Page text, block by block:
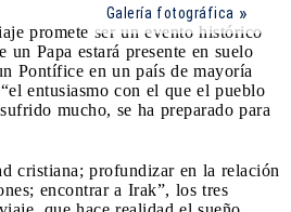
Galería fotográfica
promete ser un evento histórico
un Papa estará presente en suelo
Pontífice en un país de mayoría
entusiasmo con el que el pueblo
mucho, se ha preparado para
cristiana; profundizar en la relación
encontrar a Irak”, los tres